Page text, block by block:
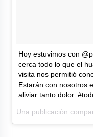
Hoy estuvimos con
cerca todo lo que el
visita nos permitió
Estarán con nosotros
aliviar tanto dolor.